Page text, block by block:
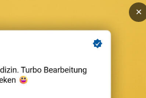
die einen tollen Kontrast zu
zu kommen, denn die
Treiben am Victoria Harbour
bei gutem Wetter um halb
bezaubernd. Es
×